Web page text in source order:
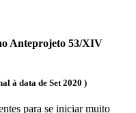
Anteprojeto 53/XIV
à data de Set 2020 )
para se iniciar muito